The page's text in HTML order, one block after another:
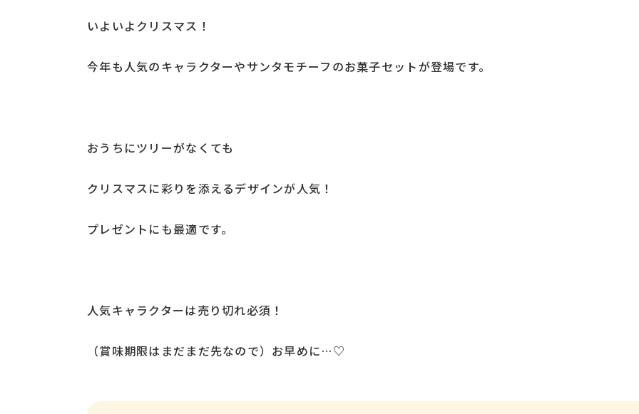
いよいよクリスマス！
今年も人気のキャラクターやサンタモチーフのお菓子セットが登場です。
おうちにツリーがなくても
クリスマスに彩りを添えるデザインが人気！
プレゼントにも最適です。
人気キャラクターは売り切れ必須！
（賞味期限はまだまだ先なので）お早めに…♡